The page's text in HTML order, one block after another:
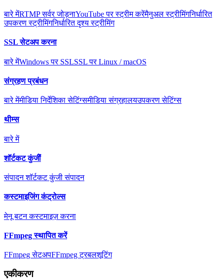
बारे मेंRTMP सर्वर जोड़नाYouTube पर स्ट्रीम करेंमैनुअल स्ट्रीमिंगनिर्धारित
उपकरण स्ट्रीमिंगनिर्धारित दृश्य स्ट्रीमिंग
SSL सेटअप करना
बारे मेंWindows पर SSLSSL पर Linux / macOS
संग्रहण प्रबंधन
बारे मेंमीडिया निर्देशिका सेटिंग्समीडिया संग्रहालयउपकरण सेटिंग्स
थीम्स
बारे में
शॉर्टकट कुंजीें
संपादन शॉर्टकट कुंजी संपादन
कस्टमाइजिंग कंट्रोल्स
मेनू बटन कस्टमाइज़ करना
FFmpeg स्थापित करें
FFmpeg सेटअपFFmpeg ट्रबलशूटिंग
एकीकरण